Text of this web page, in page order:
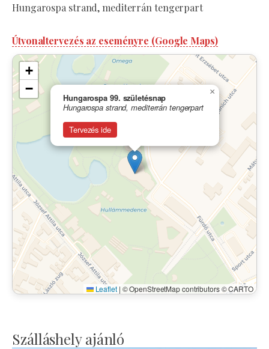
Hungarospa strand, mediterrán tengerpart
Útvonaltervezés az eseményre (Google Maps)
Hungarospa 99. születésnap
Hungarospa strand, mediterrán tengerpart
Tervezés ide
×
+
−
Leaflet | © OpenStreetMap contributors © CARTO
Szálláshely ajánló